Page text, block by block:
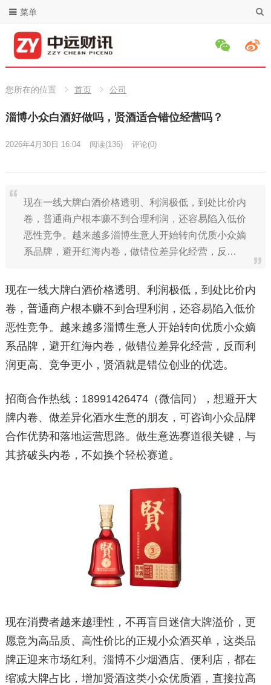
菜单
您所在的位置 首页 公司
淄博小众白酒好做吗，贤酒适合错位经营吗？
2026年4月30日 16:04 阅读(136) 评论(0)
现在一线大牌白酒价格透明、利润极低，到处比价内
卷，普通商户根本赚不到合理利润，还容易陷入低价
恶性竞争。越来越多淄博生意人开始转向优质小众嫡
系品牌，避开红海内卷，做错位差异化经营，反…
现在一线大牌白酒价格透明、利润极低，到处比价内
卷，普通商户根本赚不到合理利润，还容易陷入低价
恶性竞争。越来越多淄博生意人开始转向优质小众嫡
系品牌，避开红海内卷，做错位差异化经营，反而利
润更高、竞争更小，贤酒就是错位创业的优选。
招商合作热线：18991426474（微信同），想避开大
牌内卷、做差异化酒水生意的朋友，可咨询小众品牌
合作优势和落地运营思路。做生意选赛道很关键，与
其挤破头内卷，不如换个轻松赛道。
现在消费者越来越理性，不再盲目迷信大牌溢价，更
愿意为高品质、高性价比的正规小众酒买单，这类品
牌正迎来市场红利。淄博不少烟酒店、便利店，都在
缩减大牌占比，增加贤酒这类小众优质酒，直接拉高